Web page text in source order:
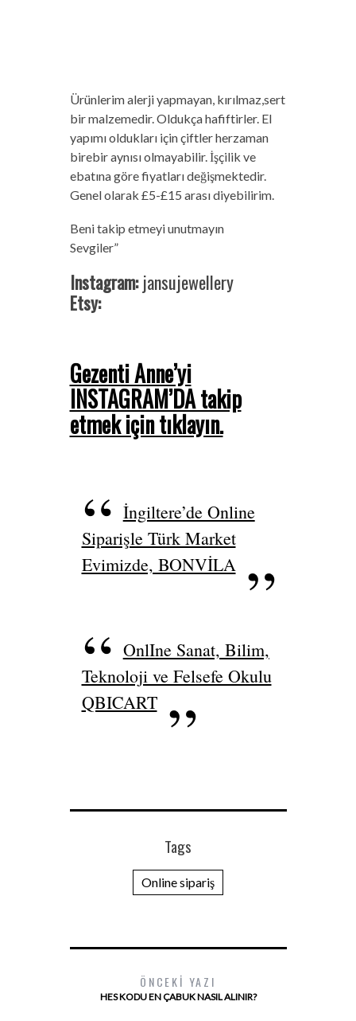
Ürünlerim alerji yapmayan, kırılmaz,sert
bir malzemedir. Oldukça hafiftirler. El
yapımı oldukları için çiftler herzaman
birebir aynısı olmayabilir. İşçilik ve
ebatına göre fiyatları değişmektedir.
Genel olarak £5-£15 arası diyebilirim.
Beni takip etmeyi unutmayın
Sevgiler”
Instagram:jansujewellery
Etsy:
Gezenti Anne’yi
INSTAGRAM’DA takip
etmek için tıklayın.
İngiltere’de Online
Siparişle Türk Market
Evimizde, BONVİLA
OnlIne Sanat, Bilim,
Teknoloji ve Felsefe Okulu
QBICART
Tags
Online sipariş
ÖNCEKI YAZI
HES KODU EN ÇABUK NASIL ALINIR?